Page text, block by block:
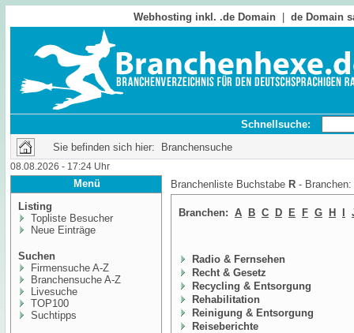
Webhosting inkl. .de Domain de Domain
Schnellsuche:
Sie befinden sich hier: Branchensuche
08.08.2026 - 17:24 Uhr
Menü
Listing
Topliste Besucher
Neue Einträge
Suchen
Firmensuche A-Z
Branchensuche A-Z
Livesuche
TOP100
Suchtipps
Branchenliste Buchstabe R - Branchen:
Branchen: A B C D E F G H
Radio & Fernsehen
Recht & Gesetz
Recycling & Entsorgung
Rehabilitation
Reinigung & Entsorgung
Reiseberichte